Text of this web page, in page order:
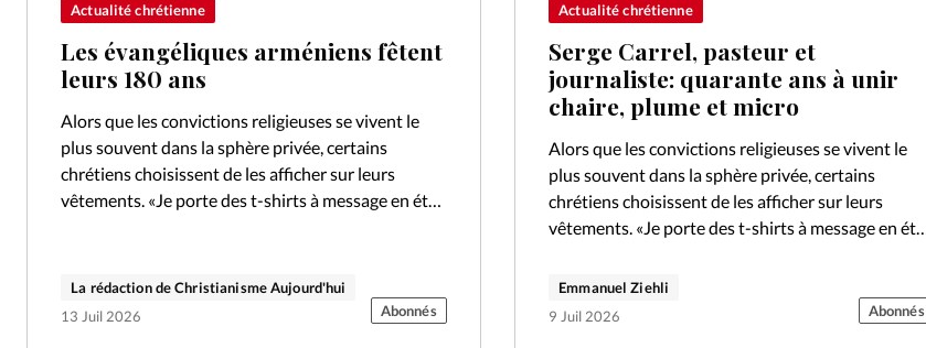
Actualité chrétienne
Les évangéliques arméniens fêtent
leurs 180 ans
Alors que les convictions religieuses se vivent le
plus souvent dans la sphère privée, certains
chrétiens choisissent de les afficher sur leurs
vêtements. «Je porte des t-shirts à message en été
La rédaction de Christianisme Aujourd'hui
13 Juil 2026
Abonnés
Actualité chrétienne
Serge Carrel, pasteur et
journaliste: quarante ans à unir
chaire, plume et micro
Alors que les convictions religieuses se vivent le
plus souvent dans la sphère privée, certains
chrétiens choisissent de les afficher sur leurs
vêtements. «Je porte des t-shirts à message en été
Emmanuel Ziehli
9 Juil 2026
Abonnés